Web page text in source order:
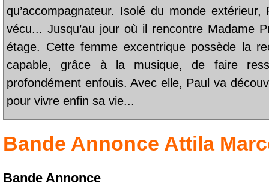
qu’accompagnateur. Isolé du monde
vécu... Jusqu’au jour où il rencontre Madame
étage. Cette femme excentrique possède la
capable, grâce à la musique, de faire
profondément enfouis. Avec elle, Paul va
pour vivre enfin sa vie...
Bande Annonce Attila
Bande Annonce